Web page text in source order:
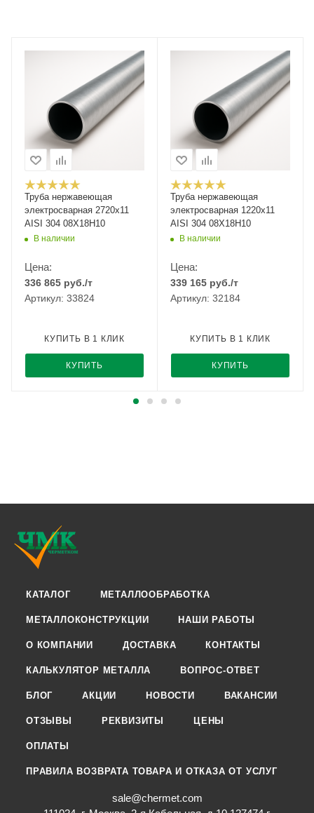
Труба нержавеющая
электросварная 2720х11
AISI 304 08Х18Н10
В наличии
Цена:
336 865 руб./т
Артикул: 33824
КУПИТЬ
КУПИТЬ В 1 КЛИК
Труба нержавеющая
электросварная 1220х11
AISI 304 08Х18Н10
В наличии
Цена:
339 165 руб./т
Артикул: 32184
КУПИТЬ
КУПИТЬ В 1 КЛИК
КАТАЛОГ МЕТАЛЛООБРАБОТКА
МЕТАЛЛОКОНСТРУКЦИИ НАШИ РАБОТЫ
О КОМПАНИИ ДОСТАВКА КОНТАКТЫ
КАЛЬКУЛЯТОР МЕТАЛЛА ВОПРОС-ОТВЕТ
БЛОГ АКЦИИ НОВОСТИ ВАКАНСИИ
ОТЗЫВЫ РЕКВИЗИТЫ ЦЕНЫ
ОПЛАТЫ
ПРАВИЛА ВОЗВРАТА ТОВАРА И ОТКАЗА ОТ УСЛУГ
sale@chermet.com